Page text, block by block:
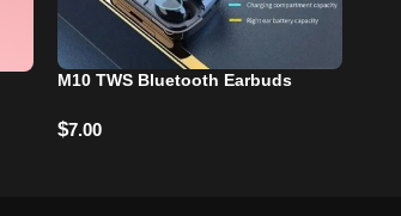
M10 TWS Bluetooth Earbuds
$7.00